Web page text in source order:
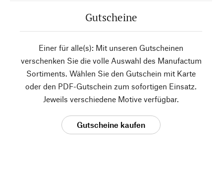
Gutscheine
Einer für alle(s): Mit unseren Gutscheinen
verschenken Sie die volle Auswahl des Manufactum
Sortiments. Wählen Sie den Gutschein mit Karte
oder den PDF-Gutschein zum sofortigen Einsatz.
Jeweils verschiedene Motive verfügbar.
Gutscheine kaufen